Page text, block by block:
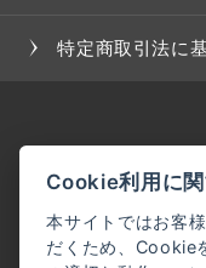
特定商取引法に
Cookie利用に
本サイトではお客
だくため、Cookie